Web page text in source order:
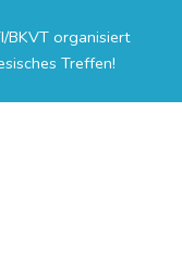
BKVT organisiert
Treffen!